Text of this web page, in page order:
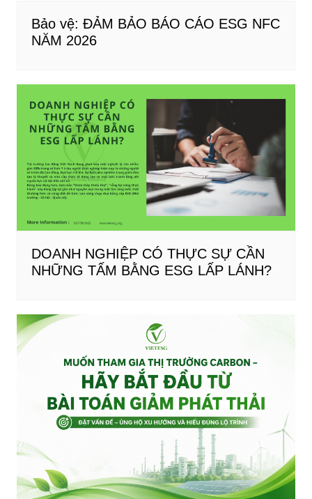
Bảo vệ: ĐẢM BẢO BÁO CÁO ESG NFC
NĂM 2026
DOANH NGHIỆP CÓ THỰC SỰ CẦN
NHỮNG TẤM BẰNG ESG LẤP LÁNH?